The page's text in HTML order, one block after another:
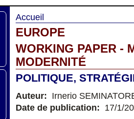
Accueil
EUROPE
WORKING PAPER -
MODERNITÉ
POLITIQUE,
Auteur: Irnerio
Date de publication: 17/1/